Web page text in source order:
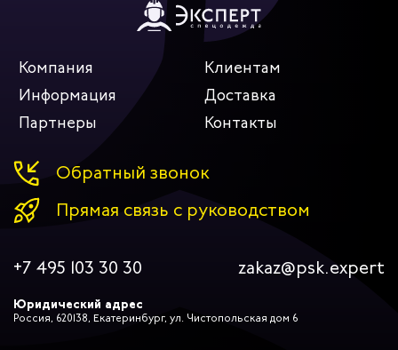
Компания
Клиентам
Информация
Доставка
Партнеры
Контакты
Обратный звонок
Прямая связь с руководством
+7 495 103 30 30 zakaz@psk.expert
Юридический адрес
Россия, 620138, Екатеринбург, ул. Чистопольская дом 6